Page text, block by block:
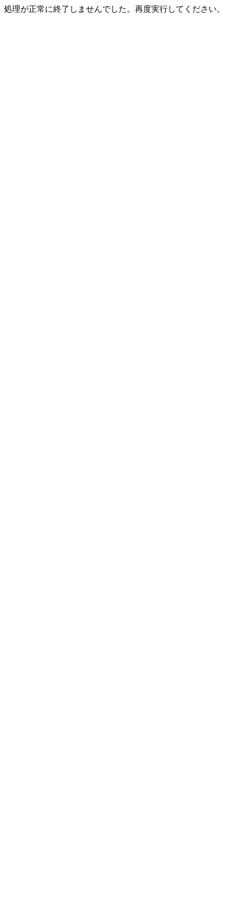
処理が正常に終了しませんでした。再度実行してください。